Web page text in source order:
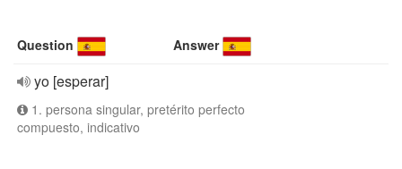
Question Answer
yo [esperar]
1. persona singular, pretérito perfecto
compuesto, indicativo